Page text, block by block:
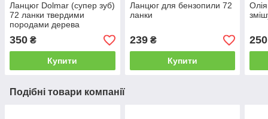
Ланцюг Dolmar (супер зуб)
72 ланки твердими
породами дерева
350 ₴
Купити
Ланцюг для бензопили 72
ланки
239₴
Купити
250
Подібні товари компанії